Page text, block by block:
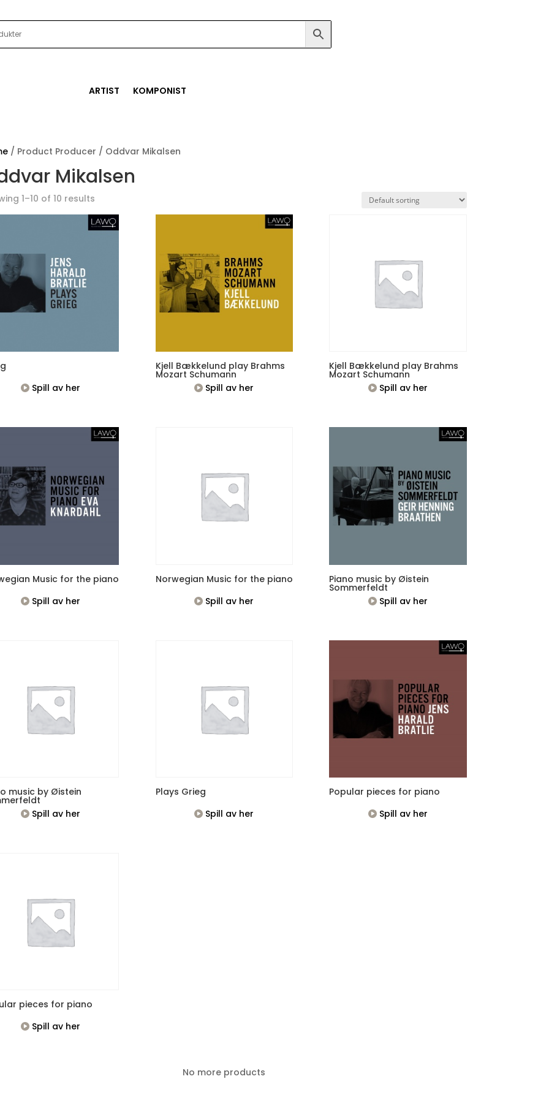
ARTIST KOMPONIST
/ Product Producer / Oddvar Mikalsen
Mikalsen
1–10 of 10 results
Spill av her
Kjell Bækkelund play Brahms
Mozart Schumann
Spill av her
Kjell Bækkelund play Brahms
Mozart Schumann
Spill av her
Music for the piano
Spill av her
Norwegian Music for the piano
Spill av her
Piano music by Øistein
Sommerfeldt
Spill av her
music by Øistein
Spill av her
Plays Grieg
Spill av her
Popular pieces for piano
Spill av her
pieces for piano
Spill av her
No more products